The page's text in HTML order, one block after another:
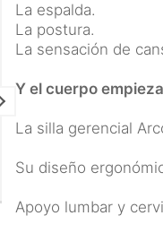
Wilfredo Venegas
hace 7 meses
Muy buena
La espalda.
La postura.
La sensación de
Y el cuerpo
La silla gerencial
Su diseño
Apoyo lumbar y